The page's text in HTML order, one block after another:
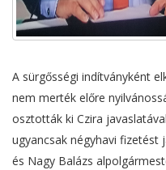
A sürgősségi indítványként
nem merték előre
osztották ki Czira
ugyancsak négyhavi
és Nagy Balázs